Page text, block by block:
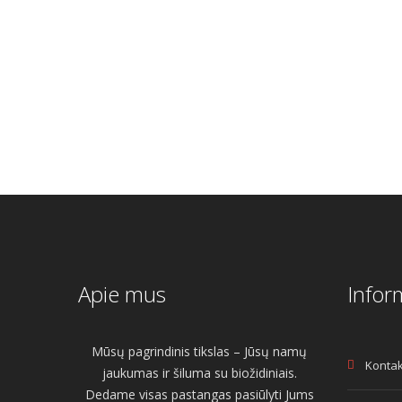
Apie mus
Mūsų pagrindinis tikslas – Jūsų namų
jaukumas ir šiluma su biožidiniais.
Dedame visas pastangas pasiūlyti Jums